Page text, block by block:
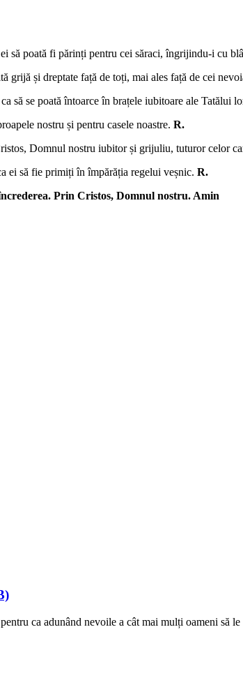
să poată fi părinți pentru cei săraci, îngrijindu-i cu
grijă și dreptate față de toți, mai ales față de cei
să se poată întoarce în brațele iubitoare ale Tatălui
nostru și pentru casele noastre. R.
Domnul nostru iubitor și grijuliu, tuturor celor
ei să fie primiți în împărăția regelui veșnic. R.
Prin Cristos, Domnul nostru. Amin
ca adunând nevoile a cât mai mulți oameni să